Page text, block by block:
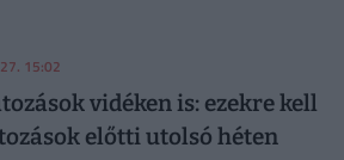
15:02
vidéken is: ezekre kell
előtti utolsó héten